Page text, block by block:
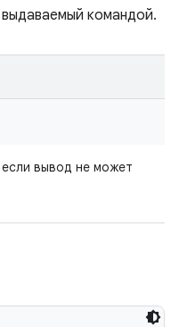
командой.
если вывод не может